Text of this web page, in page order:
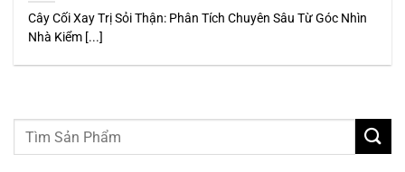
Cây Cối Xay Trị Sỏi Thận: Phân Tích Chuyên Sâu Từ Góc Nhìn
Nhà Kiểm [...]